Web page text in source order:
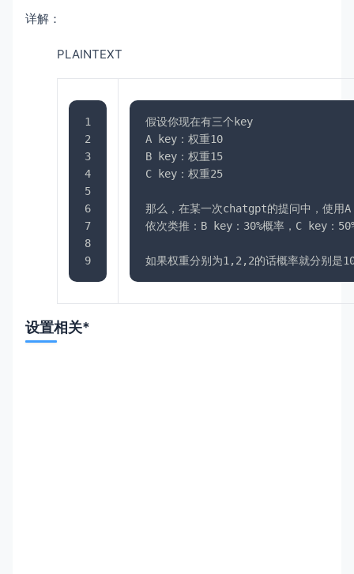
详解：
PLAINTEXT
1
2
3
4
5
6
7
8
9
假设你现在有三个key
A key：权重10
B key：权重15
C key：权重25
那么，在某一次chatgpt的提问中，使用
依次类推：B key：30%概率，C key：
如果权重分别为1,2,2的话概率就分别是
设置相关*